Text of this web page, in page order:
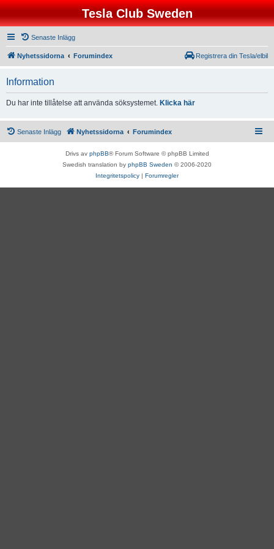
Tesla Club Sweden
Senaste Inlägg
Nyhetssidorna Forumindex Registrera din Tesla/elbil
Information
Du har inte tillåtelse att använda söksystemet. Klicka här
Senaste Inlägg Nyhetssidorna Forumindex
Drivs av phpBB® Forum Software © phpBB Limited
Swedish translation by phpBB Sweden © 2006-2020
Integritetspolicy | Forumregler